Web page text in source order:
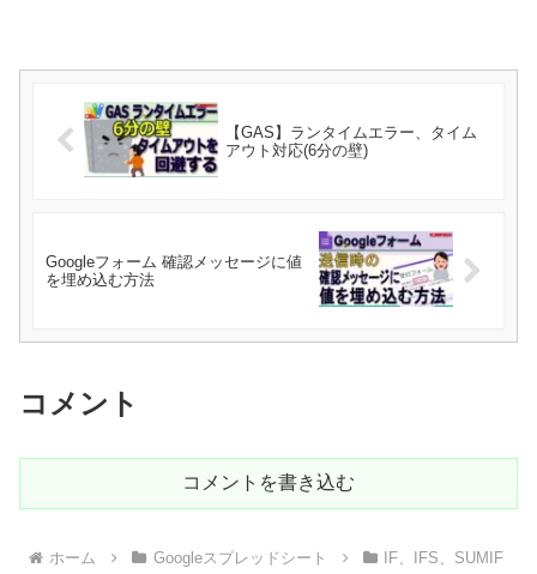
【GAS】ランタイムエラー、タイム
アウト対応(6分の壁)
Googleフォーム 確認メッセージに値
を埋め込む方法
コメント
コメントを書き込む
ホーム Googleスプレッドシート IF、IFS、SUMIF